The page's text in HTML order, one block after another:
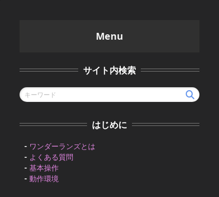
Menu
サイト内検索
はじめに
ワンダーランズとは
よくある質問
基本操作
動作環境